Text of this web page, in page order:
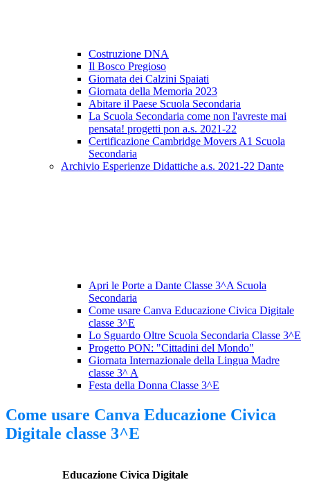
Costruzione DNA
Il Bosco Pregioso
Giornata dei Calzini Spaiati
Giornata della Memoria 2023
Abitare il Paese Scuola Secondaria
La Scuola Secondaria come non l'avreste mai
pensata! progetti pon a.s. 2021-22
Certificazione Cambridge Movers A1 Scuola
Secondaria
Archivio Esperienze Didattiche a.s. 2021-22 Dante
Apri le Porte a Dante Classe 3^A Scuola
Secondaria
Come usare Canva Educazione Civica Digitale
classe 3^E
Lo Sguardo Oltre Scuola Secondaria Classe 3^E
Progetto PON: "Cittadini del Mondo"
Giornata Internazionale della Lingua Madre
classe 3^ A
Festa della Donna Classe 3^E
Come usare Canva Educazione Civica
Digitale classe 3^E
Educazione Civica Digitale